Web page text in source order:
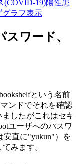
(COVID-19)陽性患
グラフ表示
ワード、
という名前
ンドでそれを確認
したがこれはセキ
ユーザへのパスワ
安直に"yukun"）を
みます。